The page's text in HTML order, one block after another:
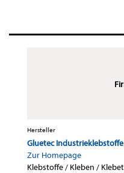
Hersteller
Gluetec
Zur Homepage
Klebstoffe / Kleben /